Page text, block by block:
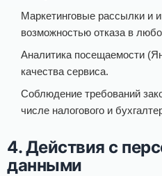
Маркетинговые рассылки и
возможностью отказа в
Аналитика посещаемости
качества сервиса.
Соблюдение требований
числе налогового и
4. Действия с
данными